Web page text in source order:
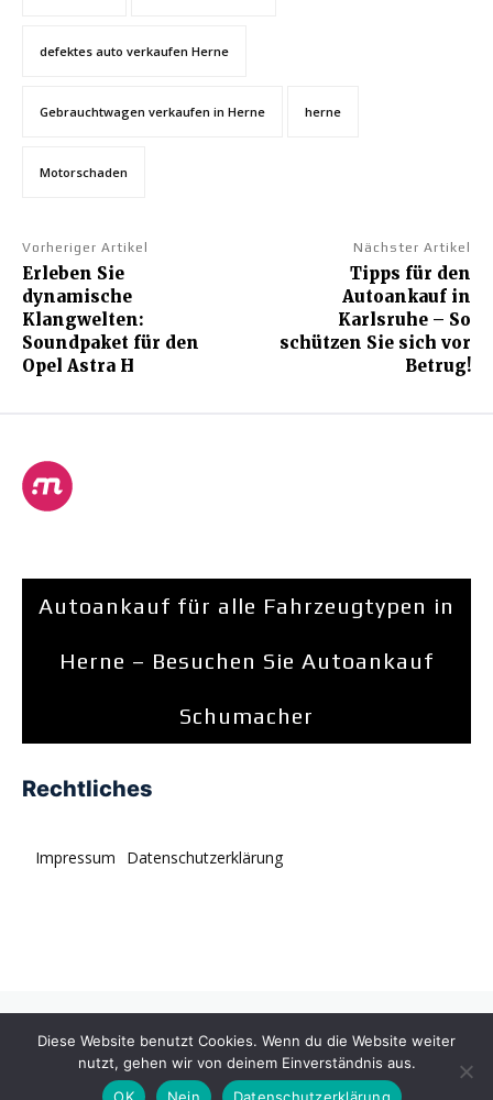
defektes auto verkaufen Herne
Gebrauchtwagen verkaufen in Herne herne
Motorschaden
Vorheriger Artikel
Erleben Sie
dynamische
Klangwelten:
Soundpaket für den
Opel Astra H
Nächster Artikel
Tipps für den
Autoankauf in
Karlsruhe – So
schützen Sie sich vor
Betrug!
Autoankauf für alle Fahrzeugtypen in
Herne – Besuchen Sie Autoankauf
Schumacher
Rechtliches
Impressum Datenschutzerklärung
multipurpose Prebuilt Website with a wide range of usability.
Diese Website benutzt Cookies. Wenn du die Website weiter
nutzt, gehen wir von deinem Einverständnis aus.
OK
Nein Datenschutzerklärung